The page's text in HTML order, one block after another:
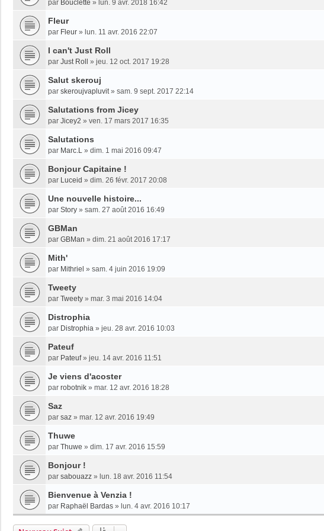
par Bouclette » lun. 9 avr. 2018 16:42
Fleur
par Fleur » lun. 11 avr. 2016 22:07
I can't Just Roll
par Just Roll » jeu. 12 oct. 2017 19:28
Salut skerouj
par skeroujvapluvit» sam. 9 sept. 2017 22:14
Salutations from Jicey
par Jicey2 » ven. 17 mars 2017 16:35
Salutations
par Marc.L » dim. 1 mai 2016 09:47
Bonjour Capitaine !
par Luceid » dim. 26 févr. 2017 20:08
Une nouvelle histoire...
par Story » sam. 27 août 2016 16:49
GBMan
par GBMan » dim. 21 août 2016 17:17
Mith'
par Mithriel » sam. 4 juin 2016 19:09
Tweety
par Tweety » mar. 3 mai 2016 14:04
Distrophia
par Distrophia » jeu. 28 avr. 2016 10:03
Pateuf
par Pateuf» jeu. 14 avr. 2016 11:51
Je viens d'acoster
par robotnik » mar. 12 avr. 2016 18:28
Saz
par saz » mar. 12 avr. 2016 19:49
Thuwe
par Thuwe » dim. 17 avr. 2016 15:59
Bonjour !
par sabouazz » lun. 18 avr. 2016 11:54
Bienvenue à Venzia !
par Raphaël Bardas » lun. 4 avr. 2016 10:17